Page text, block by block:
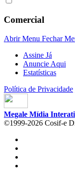
Comercial
Abrir Menu Fechar
Assine Já
Anuncie Aqui
Estatísticas
Política de Privacidade
Megale Mídia
©1999-2026 Cosif-e